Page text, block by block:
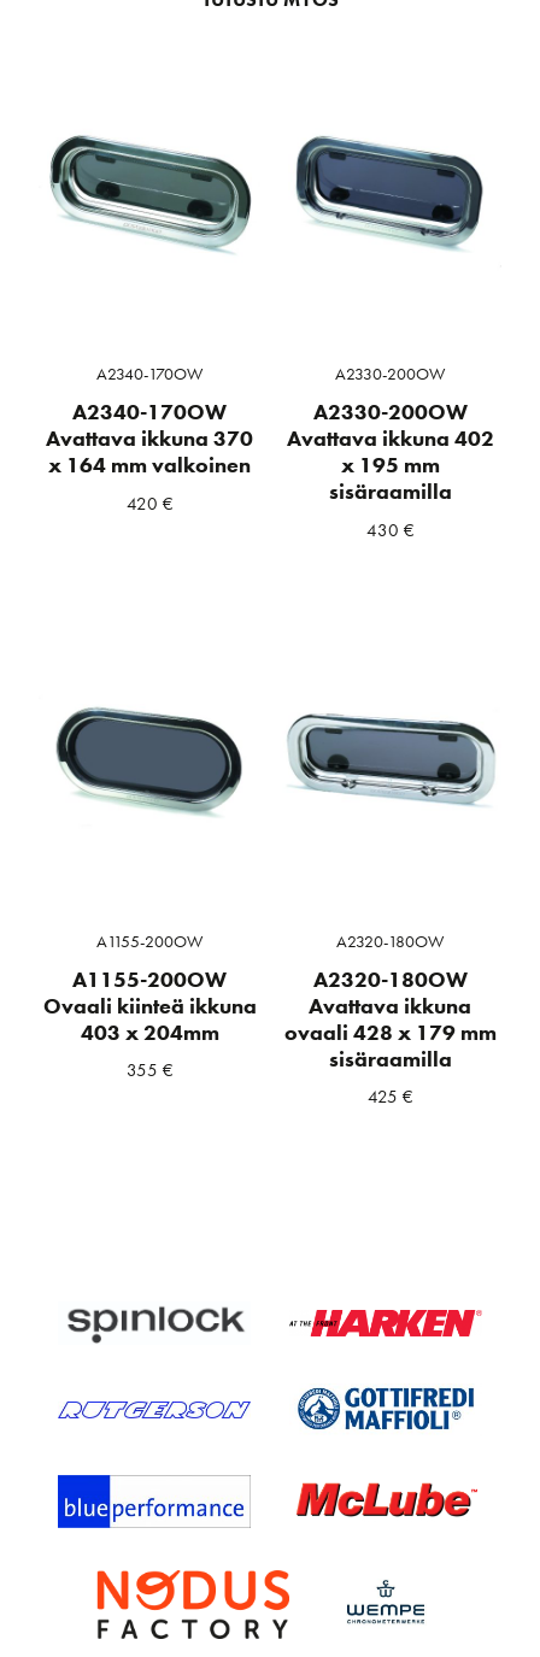
A2340-170OW
A2340-170OW
Avattava ikkuna 370
x 164 mm valkoinen
420 €
A2330-200OW
A2330-200OW
Avattava ikkuna 402
x 195 mm
sisäraamilla
430 €
A1155-200OW
A1155-200OW
Ovaali kiinteä ikkuna
403 x 204mm
355 €
A2320-180OW
A2320-180OW
Avattava ikkuna
ovaali 428 x 179 mm
sisäraamilla
425 €